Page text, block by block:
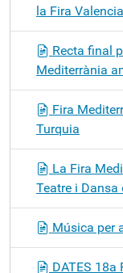
la Fira
Recta final
Mediterrània
Fira
Turquia
La Fira
Teatre i Dansa
Música per
DATES 18a